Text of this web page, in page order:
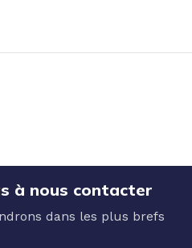
à nous contacter
dans les plus brefs